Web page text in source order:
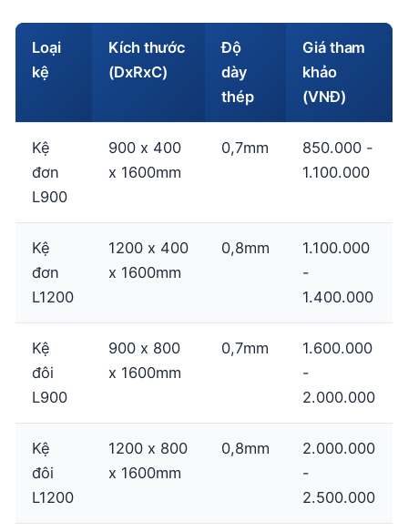
Loại
kệ
Kích thước
(DxRxC)
Độ
dày
thép
Giá tham
khảo
(VNĐ)
Kệ
đơn
L900
900 x 400
x 1600mm
0,7mm
850.000 -
1.100.000
Kệ
đơn
L1200
1200 x 400
x 1600mm
0,8mm
1.100.000
-
1.400.000
Kệ
đôi
L900
900 x 800
x 1600mm
0,7mm
1.600.000
-
2.000.000
Kệ
đôi
L1200
1200 x 800
x 1600mm
0,8mm
2.000.000
-
2.500.000